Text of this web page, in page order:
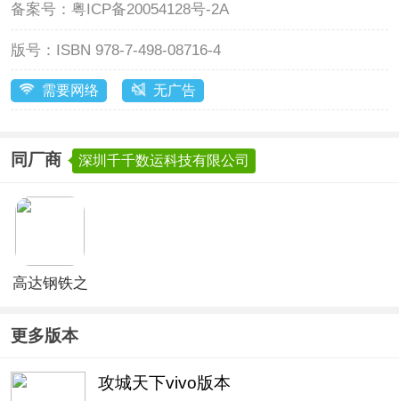
备案号： 粤ICP备20054128号-2A
版号： ISBN 978-7-498-08716-4
需要网络 无广告
同厂商 深圳千千数运科技有限公司
高达钢铁之
更多版本
攻城天下vivo版本